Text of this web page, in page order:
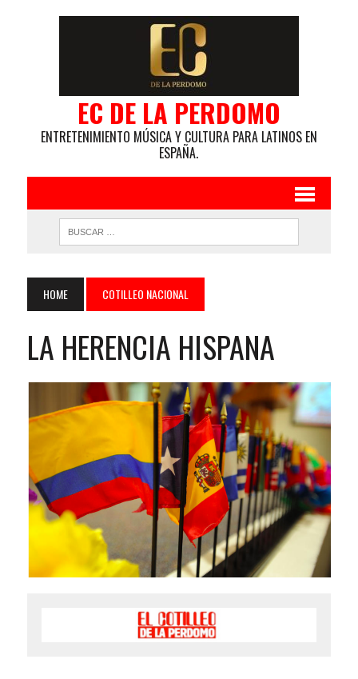
EC DE LA PERDOMO
ENTRETENIMIENTO MÚSICA Y CULTURA PARA LATINOS EN
ESPAÑA.
HOME COTILLEO NACIONAL
LA HERENCIA HISPANA